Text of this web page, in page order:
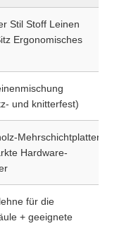
Stil Stoff Leinen
Ergonomisches
und knitterfest)
Mehrschichtplatten
Hardware-
für die
+ geeignete